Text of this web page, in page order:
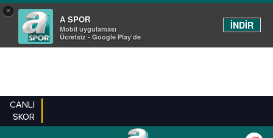
×
A SPOR
Mobil uygulaması
Ücretsiz - Google Play'de
İNDİR
CANLI
SKOR
FUTBOL